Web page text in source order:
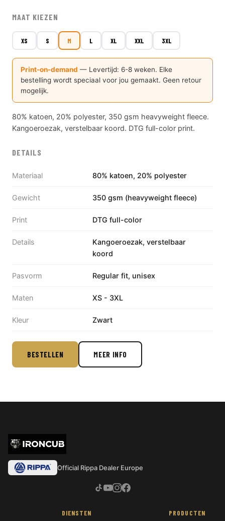
MAAT KIEZEN
XS S M L XL XXL 3XL
Print-on-demand — Levertijd: 6-8 weken. Elke
bestelling wordt speciaal voor jou gemaakt. Geen retour
mogelijk.
80% katoen, 20% polyester, 350 gsm heavyweight fleece.
Kangoeroezak, verstelbaar koord. DTG full-color print.
DETAILS
Materiaal 80% katoen, 20% polyester
Gewicht 350 gsm (heavyweight fleece)
Print DTG full-color
Details
Kangoeroezak, verstelbaar
koord
Pasvorm Regular fit, unisex
Maten XS - 3XL
Kleur Zwart
BESTELLEN MEER INFO
Official Rippa Dealer Europe
DIENSTEN PRODUCTEN